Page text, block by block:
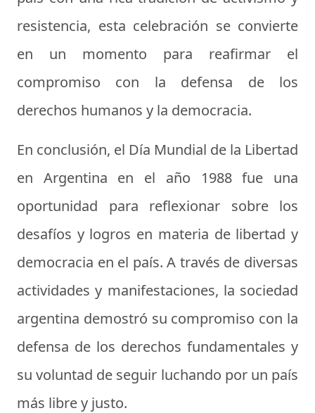
resistencia, esta celebración se convierte
en un momento para reafirmar el
compromiso con la defensa de los
derechos humanos y la democracia.
En conclusión, el Día Mundial de la Libertad
en Argentina en el año 1988 fue una
oportunidad para reflexionar sobre los
desafíos y logros en materia de libertad y
democracia en el país. A través de diversas
actividades y manifestaciones, la sociedad
argentina demostró su compromiso con la
defensa de los derechos fundamentales y
su voluntad de seguir luchando por un país
más libre y justo.